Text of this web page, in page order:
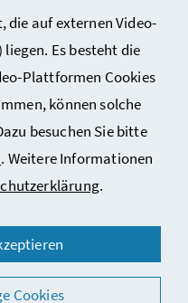
die auf externen Video-
Es besteht die
Plattformen Cookies
können solche
besuchen Sie bitte
. Weitere Informationen
.
Cookies
Soziales, Gesundheit,